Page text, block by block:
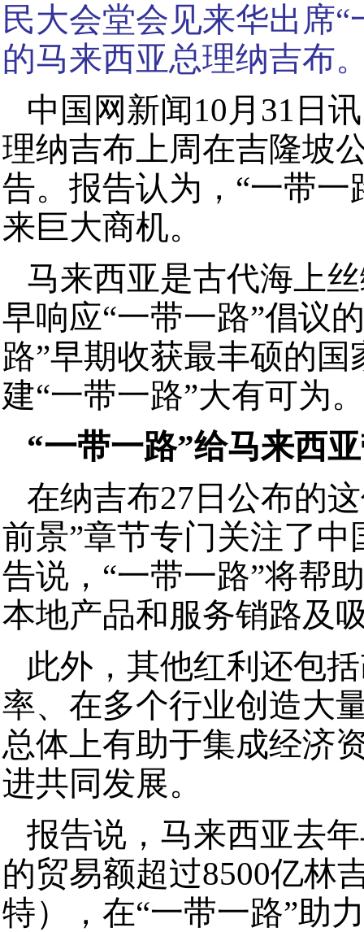
民大会堂会见来华出席
的马来西亚总理纳吉布
中国网新闻10月31日
理纳吉布上周在吉隆坡
告。报告认为，“一带
来巨大商机。
马来西亚是古代海上
早响应“一带一路”倡议
路”早期收获最丰硕的
建“一带一路”大有可为。
“一带一路”给马来西
在纳吉布27日公布的
前景”章节专门关注了
告说，“一带一路”将帮
本地产品和服务销路及
此外，其他红利还包
率、在多个行业创造大
总体上有助于集成经济
进共同发展。
报告说，马来西亚去
的贸易额超过8500亿林
特），在“一带一路”助